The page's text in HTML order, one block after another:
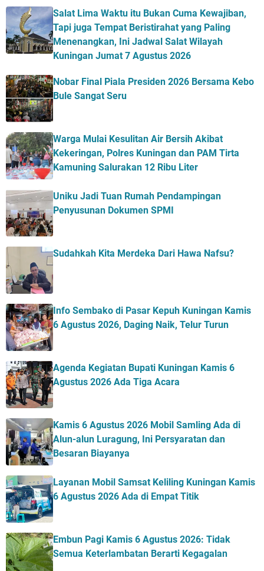
Salat Lima Waktu itu Bukan Cuma Kewajiban,
Tapi juga Tempat Beristirahat yang Paling
Menenangkan, Ini Jadwal Salat Wilayah
Kuningan Jumat 7 Agustus 2026
Nobar Final Piala Presiden 2026 Bersama Kebo
Bule Sangat Seru
Warga Mulai Kesulitan Air Bersih Akibat
Kekeringan, Polres Kuningan dan PAM Tirta
Kamuning Salurakan 12 Ribu Liter
Uniku Jadi Tuan Rumah Pendampingan
Penyusunan Dokumen SPMI
Sudahkah Kita Merdeka Dari Hawa Nafsu?
Info Sembako di Pasar Kepuh Kuningan Kamis
6 Agustus 2026, Daging Naik, Telur Turun
Agenda Kegiatan Bupati Kuningan Kamis 6
Agustus 2026 Ada Tiga Acara
Kamis 6 Agustus 2026 Mobil Samling Ada di
Alun-alun Luragung, Ini Persyaratan dan
Besaran Biayanya
Layanan Mobil Samsat Keliling Kuningan Kamis
6 Agustus 2026 Ada di Empat Titik
Embun Pagi Kamis 6 Agustus 2026: Tidak
Semua Keterlambatan Berarti Kegagalan